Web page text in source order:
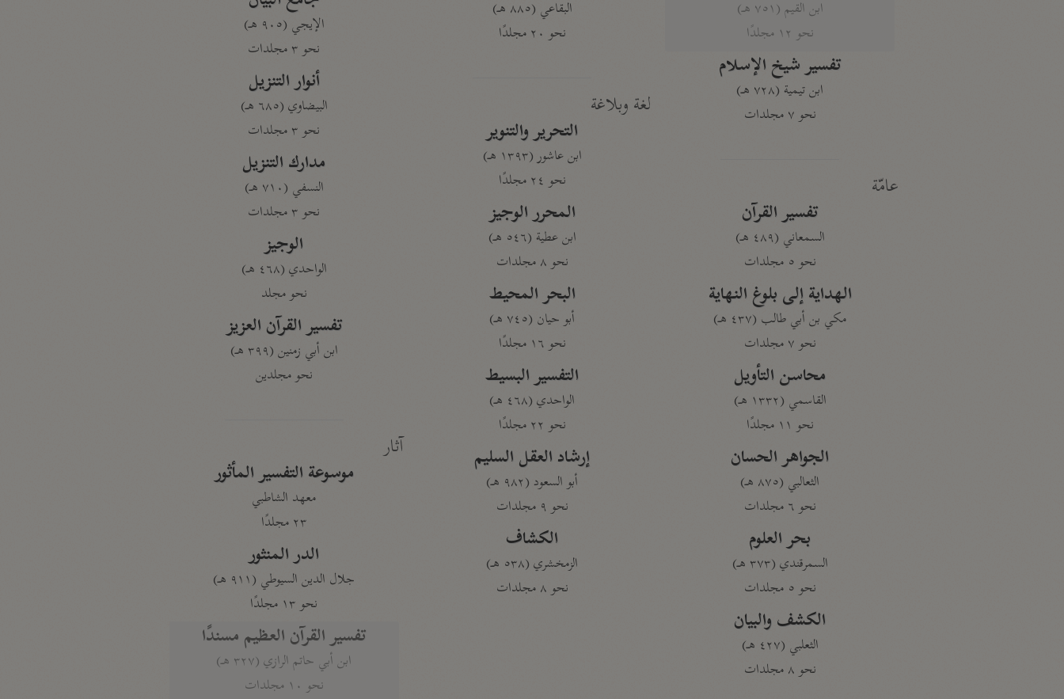
ابن القيم (٧٥١ هـ)
نحو ١٢ مجلدًا
تفسير شيخ الإسلام
ابن تيمية (٧٢٨ هـ)
نحو ٧ مجلدات
عامّة
تفسير القرآن
السمعاني (٤٨٩ هـ)
نحو ٥ مجلدات
الهداية إلى بلوغ النهاية
مكي بن أبي طالب (٤٣٧ هـ)
نحو ٧ مجلدات
محاسن التأويل
القاسمي (١٣٣٢ هـ)
نحو ١١ مجلدًا
الجواهر الحسان
الثعالبي (٨٧٥ هـ)
نحو ٦ مجلدات
بحر العلوم
السمرقندي (٣٧٣ هـ)
نحو ٥ مجلدات
الكشف والبيان
الثعلبي (٤٢٧ هـ)
نحو ٨ مجلدات
البقاعي (٨٨٥ هـ)
نحو ٢٠ مجلدًا
لغة وبلاغة
التحرير والتنوير
ابن عاشور (١٣٩٣ هـ)
نحو ٢٤ مجلدًا
المحرر الوجيز
ابن عطية (٥٤٦ هـ)
نحو ٨ مجلدات
البحر المحيط
أبو حيان (٧٤٥ هـ)
نحو ١٦ مجلدًا
التفسير البسيط
الواحدي (٤٦٨ هـ)
نحو ٢٢ مجلدًا
إرشاد العقل السليم
أبو السعود (٩٨٢ هـ)
نحو ٩ مجلدات
الكشاف
الزمخشري (٥٣٨ هـ)
نحو ٨ مجلدات
الإيجي (٩٠٥ هـ)
نحو ٣ مجلدات
أنوار التنزيل
البيضاوي (٦٨٥ هـ)
نحو ٣ مجلدات
مدارك التنزيل
النسفي (٧١٠ هـ)
نحو ٣ مجلدات
الوجيز
الواحدي (٤٦٨ هـ)
نحو مجلد
تفسير القرآن العزيز
ابن أبي زمنين (٣٩٩ هـ)
نحو مجلدين
آثار
موسوعة التفسير المأثور
معهد الشاطبي
٢٣ مجلدًا
الدر المنثور
جلال الدين السيوطي (٩١١ هـ)
نحو ١٣ مجلدًا
تفسير القرآن العظيم مسندًا
ابن أبي حاتم الرازي (٣٢٧ هـ)
نحو ١٠ مجلدات